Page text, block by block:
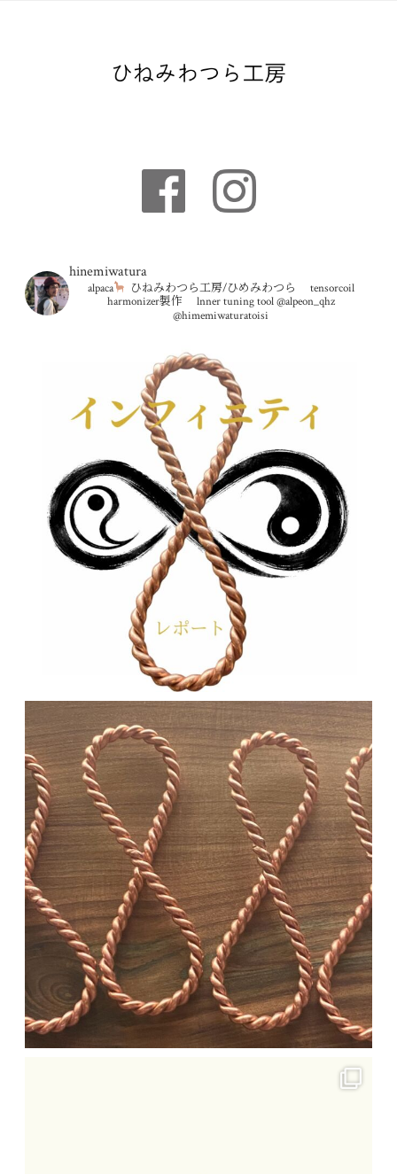
hinemiwatura
alpaca ひねみわつら工房/ひめみわつら
tensorcoil
harmonizer製作
lnner tuning tool@alpeon_qhz
@himemiwaturatoisi